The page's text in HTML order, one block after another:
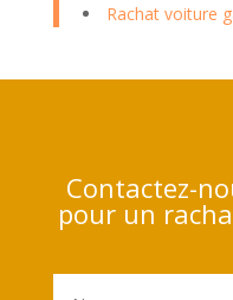
Rachat voiture
Contactez-
pour un